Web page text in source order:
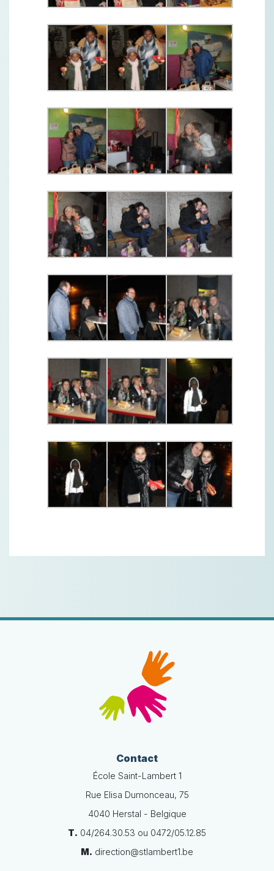
Contact
École Saint-Lambert 1
Rue Elisa Dumonceau, 75
4040 Herstal - Belgique
T. 04/264.30.53 ou 0472/05.12.85
M. direction@stlambert1.be